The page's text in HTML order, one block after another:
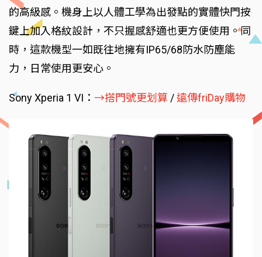
的高級感。機身上以人體工學為出發點的實體快門按
鍵上加入格紋設計，不只握感舒適也更方便使用。同
時，這款機型一如既往地擁有IP65/68防水防塵能
力，日常使用更安心。
Sony Xperia 1 VI： →搭門號更划算 /遠傳friDay購物